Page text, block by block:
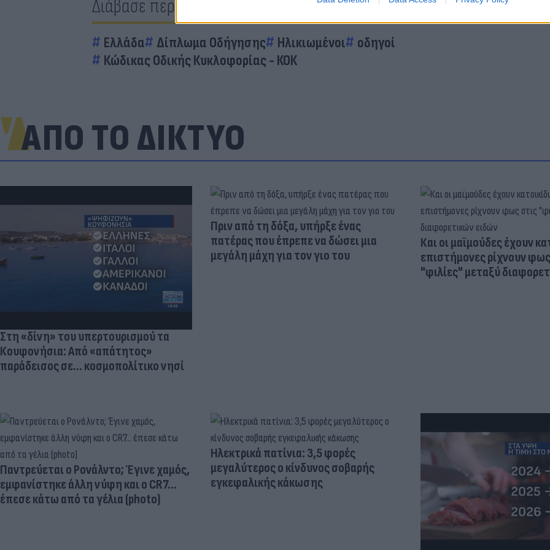
Διάβασε περισσότερα
Ελλάδα Δίπλωμα Οδήγησης Ηλικιωμένοι
οδηγοί
Κώδικας Οδικής Κυκλοφορίας - ΚΟΚ
ΑΠΟ ΤΟ ΔΙΚΤΥΟ
Στη «δίνη» του υπερτουρισμού τα
Κουφονήσια: Από «απάτητος»
παράδεισος σε... κοσμοπολίτικο νησί
Πριν από τη δόξα, υπήρξε ένας
πατέρας που έπρεπε να δώσει μια
μεγάλη μάχη για τον γιο του
Και οι μαϊμούδες έχουν
επιστήμονες ρίχνουν
"φιλίες" μεταξύ
Παντρεύεται ο Ρονάλντο; Έγινε χαμός,
εμφανίστηκε άλλη νύφη και ο CR7…
έπεσε κάτω από τα γέλια (photo)
Ηλεκτρικά πατίνια: 3,5 φορές
μεγαλύτερος ο κίνδυνος σοβαρής
εγκεφαλικής κάκωσης